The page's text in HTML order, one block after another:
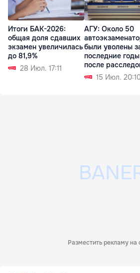
Итоги БАК-2026:
общая доля сдавших
экзамен увеличилась
до 81,9%
28 Июл. 17:11
АГУ: Около 50
были уволены
последние годы
после
15 Июл.
Разместить рекламу на